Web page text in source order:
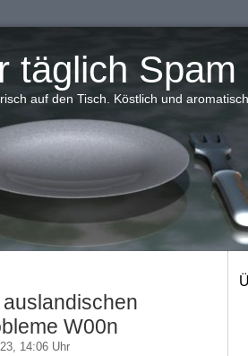
täglich Spam
auf den Tisch. Köstlich und aromatisch.
W00n
14:06 Uhr